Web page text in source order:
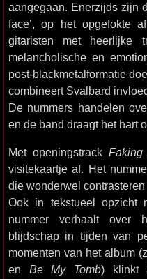
aangegaan. Enerzijds zijn
face’, op het opgefokte
gitaristen met heerlijke
melancholische en
post-blackmetalformatie
combineert Svalbard
De nummers handelen
en de band draagt het hart
Met openingstrack Faking
visitekaartje af. Het
die wonderwel
Ook in tekstueel opzicht
nummer verhaalt over
blijdschap in tijden van
momenten van het album
en Be My Tomb) klinkt